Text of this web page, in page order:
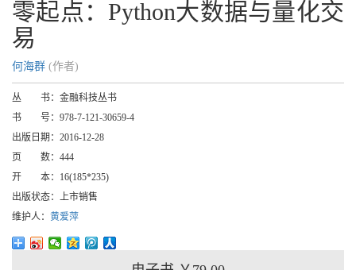
零起点：Python大数据与量化交
易
何海群 (作者)
丛 书： 金融科技丛书
书 号： 978-7-121-30659-4
出版日期： 2016-12-28
页 数： 444
开 本： 16(185*235)
出版状态： 上市销售
维护人： 黄爱萍